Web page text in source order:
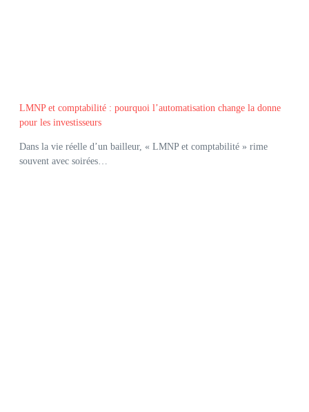
LMNP et comptabilité : pourquoi l’automatisation change la donne
pour les investisseurs
Dans la vie réelle d’un bailleur, « LMNP et comptabilité » rime
souvent avec soirées…